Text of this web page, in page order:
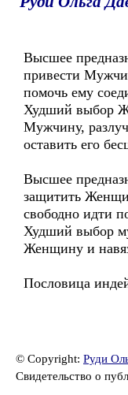
Высшее
привести
помочь ему
Худший выбор
Мужчину,
оставить его
Высшее
защитить
свободно идти
Худший выбор
Женщину и
Пословица
© Copyright: Руди
Свидетельство о